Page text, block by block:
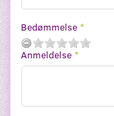
Bedømmelse
Anmeldelse